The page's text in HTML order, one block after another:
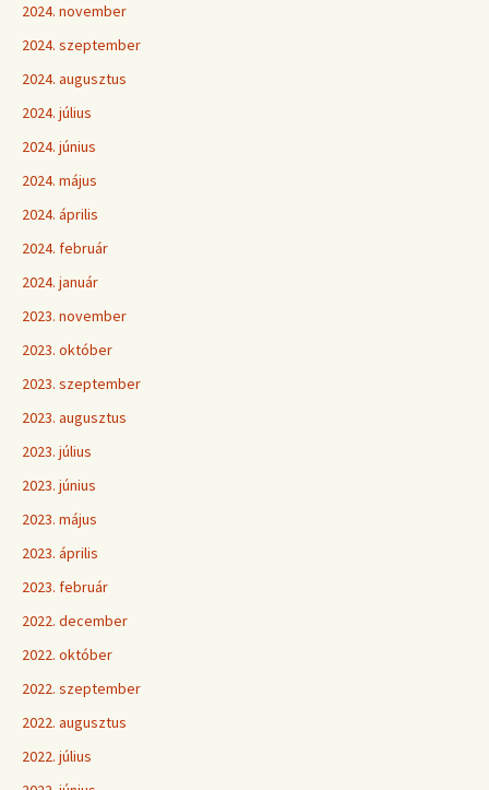
2024. november
2024. szeptember
2024. augusztus
2024. július
2024. június
2024. május
2024. április
2024. február
2024. január
2023. november
2023. október
2023. szeptember
2023. augusztus
2023. július
2023. június
2023. május
2023. április
2023. február
2022. december
2022. október
2022. szeptember
2022. augusztus
2022. július